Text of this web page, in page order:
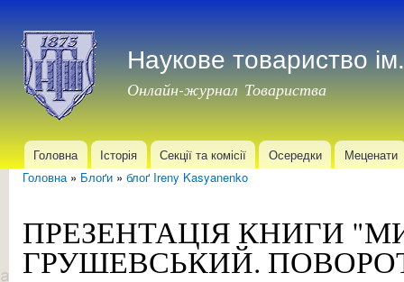
Наукове товариство
Онлайн-журнал Товариства
Головне меню
Головна Історія Секції та комісії Осередки Меценати
Головна» Блоґи » блоґ Ireny Kasyanenko
ПРЕЗЕНТАЦІЯ КНИГИ
ГРУШЕВСЬКИЙ.